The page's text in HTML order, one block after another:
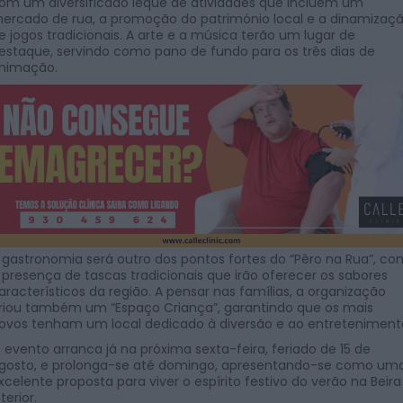
de rua, a promoção do património local e a
jogos tradicionais. A arte e a música terão um lugar de
servindo como pano de fundo para os três dias de
gastronomia será outro dos pontos fortes do “Pêro na Rua”,
de tascas tradicionais que irão oferecer os sabores
da região. A pensar nas famílias, a organização
também um “Espaço Criança”, garantindo que os mais
tenham um local dedicado à diversão e ao
evento arranca já na próxima sexta-feira, feriado de 15 de
e prolonga-se até domingo, apresentando-se como
proposta para viver o espírito festivo do verão na Beira